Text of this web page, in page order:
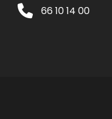
66 10 14 00